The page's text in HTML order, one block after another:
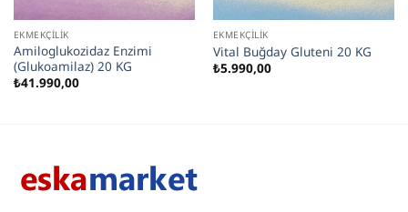
EKMEKÇILIK
Amiloglukozidaz Enzimi
(Glukoamilaz) 20 KG
₺41.990,00
EKMEKÇILIK
Vital Buğday Gluteni 20 KG
₺5.990,00